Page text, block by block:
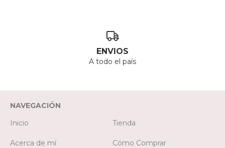
ENVIOS
A todo el país
NAVEGACIÓN
Inicio
Tienda
Acerca de mí Cómo Comprar